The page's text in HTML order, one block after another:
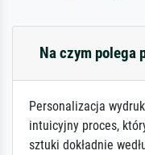
Na czym polega
Personalizacja
intuicyjny proces,
sztuki dokładnie